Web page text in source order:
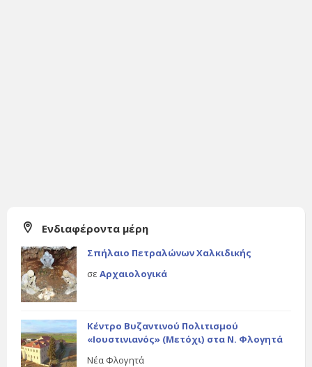
Ενδιαφέροντα μέρη
Σπήλαιο Πετραλώνων Χαλκιδικής
σε Αρχαιολογικά
Κέντρο Βυζαντινού Πολιτισμού
«Ιουστινιανός» (Μετόχι) στα Ν. Φλογητά
Νέα Φλογητά